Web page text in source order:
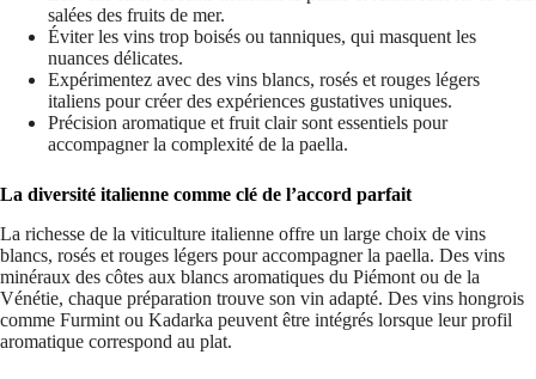
salées des fruits de mer.
Éviter les vins trop boisés ou tanniques, qui masquent les
nuances délicates.
Expérimentez avec des vins blancs, rosés et rouges légers
italiens pour créer des expériences gustatives uniques.
Précision aromatique et fruit clair sont essentiels pour
accompagner la complexité de la paella.
La diversité italienne comme clé de l’accord parfait
La richesse de la viticulture italienne offre un large choix de vins
blancs, rosés et rouges légers pour accompagner la paella. Des vins
minéraux des côtes aux blancs aromatiques du Piémont ou de la
Vénétie, chaque préparation trouve son vin adapté. Des vins hongrois
comme Furmint ou Kadarka peuvent être intégrés lorsque leur profil
aromatique correspond au plat.